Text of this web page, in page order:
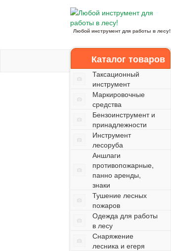
Любой инструмент для работы в лесу!
Каталог товаров
Таксационный
инструмент
Маркировочные
средства
Бензоинструмент и
принадлежности
Инструмент
лесоруба
Аншлаги
противопожарные,
панно аренды,
знаки
Тушение лесных
пожаров
Одежда для работы
в лесу
Снаряжение
лесника и егеря